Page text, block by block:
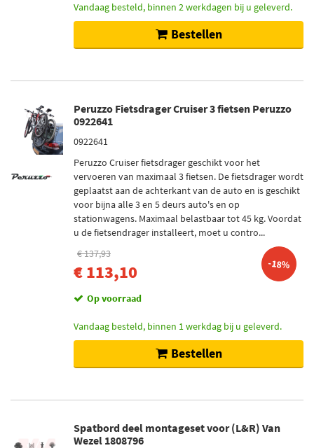
Categorieën
Uitlaat montageset (1)
Inbouwplaats
Rechts voor (113)
Links voor (112)
Links achter (5)
Rechts achter (3)
Op voorraad (105)
Niet op voorraad (74)
Vandaag besteld, binnen 2 werkdagen bij u geleverd.
Bestellen
Peruzzo Fietsdrager Cruiser 3 fietsen Peruzzo
0922641
0922641
Peruzzo Cruiser fietsdrager geschikt voor het
vervoeren van maximaal 3 fietsen. De fietsdrager wordt
geplaatst aan de achterkant van de auto en is geschikt
voor bijna alle 3 en 5 deurs auto's en op
stationwagens. Maximaal belastbaar tot 45 kg. Voordat
u de fietsendrager installeert, moet u contro...
€ 137,93
€ 113,10 -18%
Op voorraad
Vandaag besteld, binnen 1 werkdag bij u geleverd.
Bestellen
Spatbord deel montageset voor (L&R) Van
Wezel 1808796